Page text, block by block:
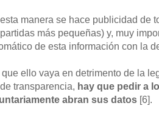
manera se hace publicidad de
partidas más pequeñas) y, muy
de esta información con la
que ello vaya en detrimento de la
transparencia, hay que pedir a
abran sus datos [6].